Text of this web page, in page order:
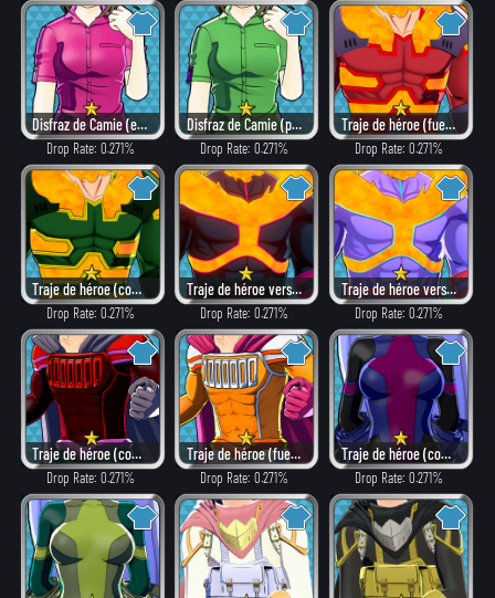
Disfraz de Camie (elegante)
Drop Rate: 0.271%
Disfraz de Camie (peligroso)
Drop Rate: 0.271%
Traje de héroe (fuego)
Drop Rate: 0.271%
Traje de héroe (combate)
Drop Rate: 0.271%
Traje de héroe versión: α (como villano)
Drop Rate: 0.271%
Traje de héroe versión: α (elegante)
Drop Rate: 0.271%
Traje de héroe (como villano)
Drop Rate: 0.271%
Traje de héroe (fuego)
Drop Rate: 0.271%
Traje de héroe (como villano)
Drop Rate: 0.271%